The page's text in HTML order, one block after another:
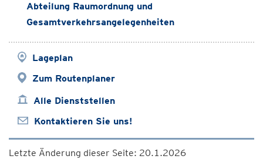
Abteilung Raumordnung und
Gesamtverkehrsangelegenheiten
Lageplan
Zum Routenplaner
Alle Dienststellen
Kontaktieren Sie uns!
Letzte Änderung dieser Seite: 20.1.2026